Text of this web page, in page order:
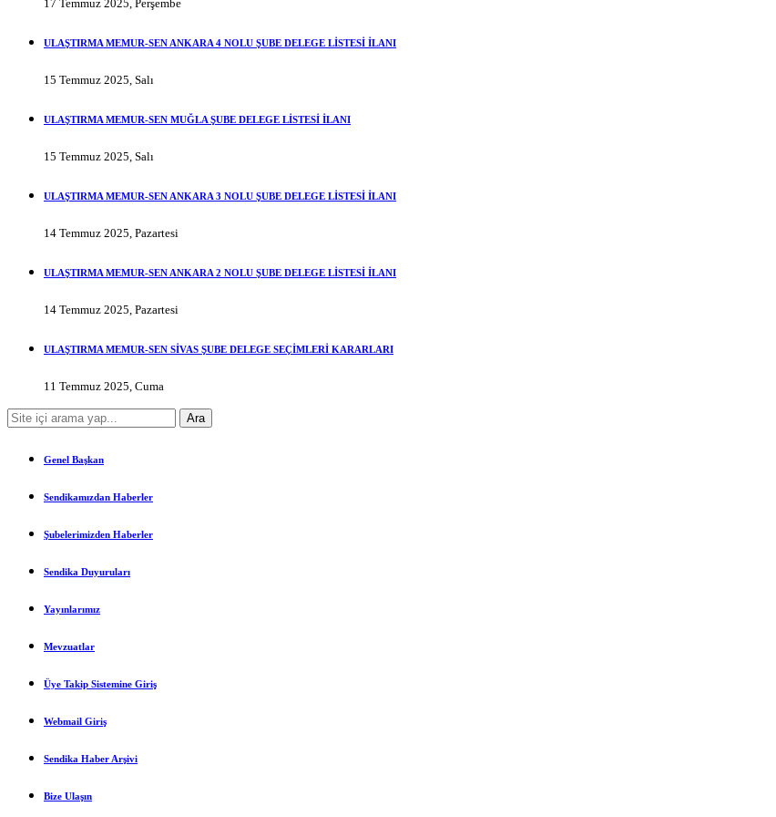
17 Temmuz 2025, Perşembe
ULAŞTIRMA MEMUR-SEN ANKARA 4 NOLU ŞUBE DELEGE LİSTESİ İLANI
15 Temmuz 2025, Salı
ULAŞTIRMA MEMUR-SEN MUĞLA ŞUBE DELEGE LİSTESİ İLANI
15 Temmuz 2025, Salı
ULAŞTIRMA MEMUR-SEN ANKARA 3 NOLU ŞUBE DELEGE LİSTESİ İLANI
14 Temmuz 2025, Pazartesi
ULAŞTIRMA MEMUR-SEN ANKARA 2 NOLU ŞUBE DELEGE LİSTESİ İLANI
14 Temmuz 2025, Pazartesi
ULAŞTIRMA MEMUR-SEN SİVAS ŞUBE DELEGE SEÇİMLERİ KARARLARI
11 Temmuz 2025, Cuma
Genel Başkan
Sendikamızdan Haberler
Şubelerimizden Haberler
Sendika Duyuruları
Yayınlarımız
Mevzuatlar
Üye Takip Sistemine Giriş
Webmail Giriş
Sendika Haber Arşivi
Bize Ulaşın